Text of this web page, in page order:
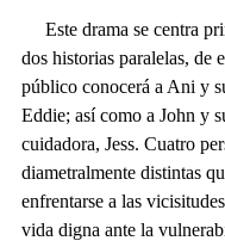
dos historias paralelas, de
público conocerá a Ani y
Eddie; así como a John y
cuidadora, Jess. Cuatro
diametralmente distintas
enfrentarse a las
vida digna ante la